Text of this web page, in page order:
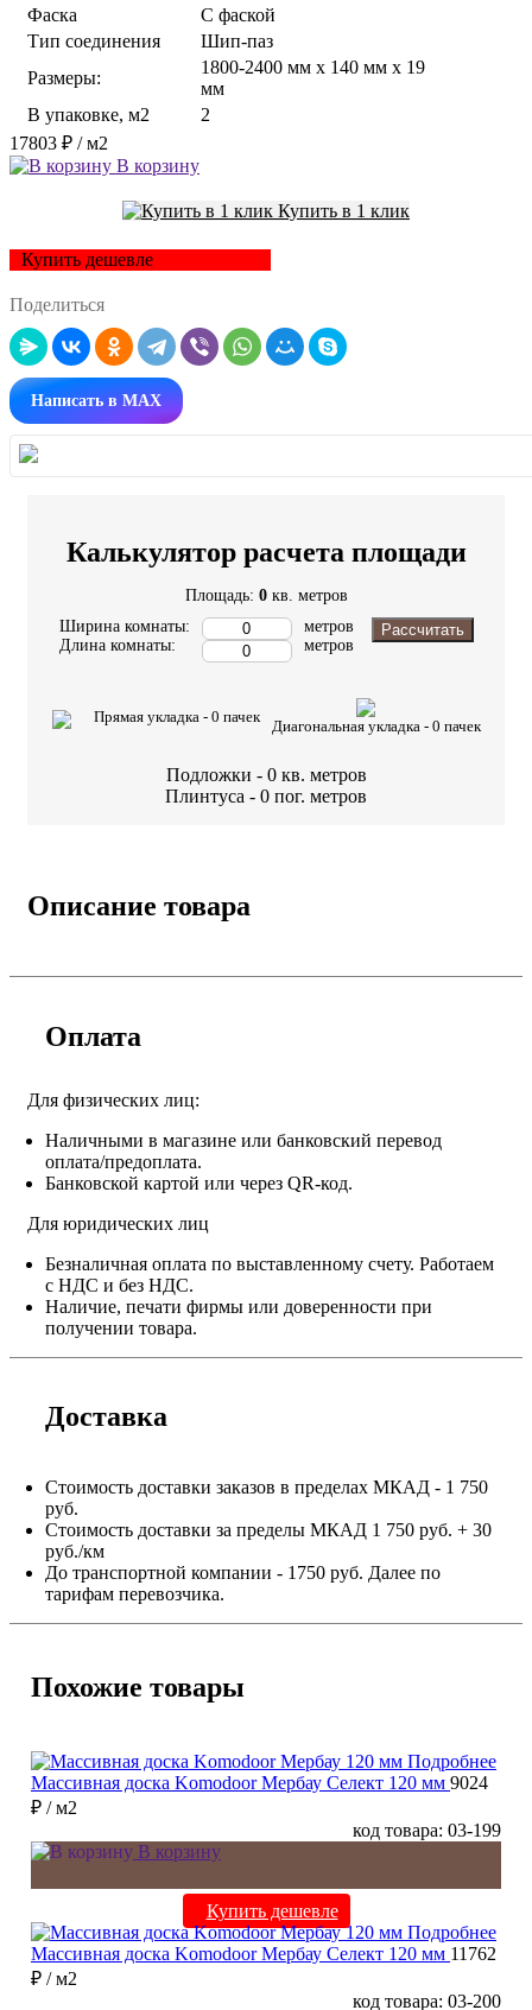
Фаска
С фаской
Тип соединения
Шип-паз
Размеры:
1800-2400 мм x 140 мм x 19
мм
В упаковке, м2
2
17803 ₽ / м2
В корзину
Купить в 1 клик
Купить дешевле
Поделиться
Написать в MAX
Калькулятор расчета площади
Площадь: 0 кв. метров
Ширина комнаты:
Длина комнаты:
метров
метров
Рассчитать
Прямая укладка - 0 пачек
Диагональная укладка - 0 пачек
Подложки - 0 кв. метров
Плинтуса - 0 пог. метров
Описание товара
Оплата
Для физических лиц:
Наличными в магазине или банковский перевод
оплата/предоплата.
Банковской картой или через QR-код.
Для юридических лиц
Безналичная оплата по выставленному счету. Работаем
с НДС и без НДС.
Наличие, печати фирмы или доверенности при
получении товара.
Доставка
Стоимость доставки заказов в пределах МКАД - 1 750
руб.
Стоимость доставки за пределы МКАД 1 750 руб. + 30
руб./км
До транспортной компании - 1750 руб. Далее по
тарифам перевозчика.
Похожие товары
Подробнее
Массивная доска Komodoor Мербау Селект 120 мм 9024
₽ / м2
код товара: 03-199
В корзину
Купить дешевле
Подробнее
Массивная доска Komodoor Мербау Селект 120 мм 11762
₽ / м2
код товара: 03-200